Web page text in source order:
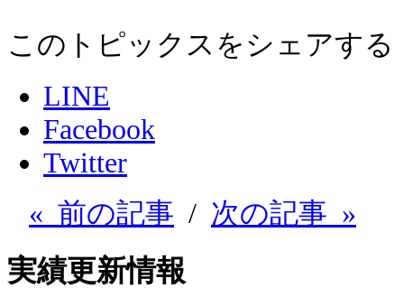
このトピックスをシェアする
LINE
Facebook
Twitter
« 前の記事 / 次の記事 »
実績更新情報